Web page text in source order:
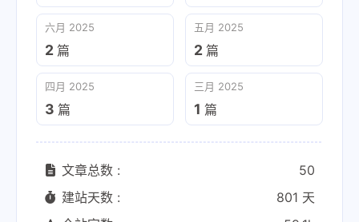
六月 2025
2 篇
五月 2025
2 篇
四月 2025
3 篇
三月 2025
1 篇
文章总数 :
50
建站天数 :
801 天